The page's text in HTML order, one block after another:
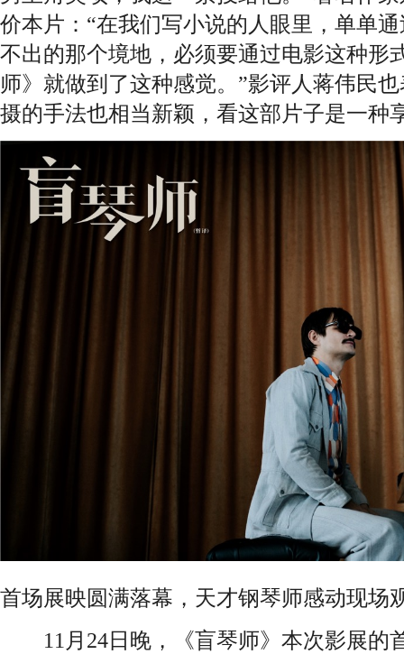
价本片：“在我们写小说的人眼里，单单
不出的那个境地，必须要通过电影这种形
师》就做到了这种感觉。”影评人蒋伟民
摄的手法也相当新颖，看这部片子是一种
首场展映圆满落幕，天才钢琴师感动现场
11月24日晚，《盲琴师》本次影展的